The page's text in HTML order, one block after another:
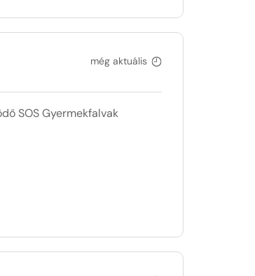
még aktuális
SOS Gyermekfalvak